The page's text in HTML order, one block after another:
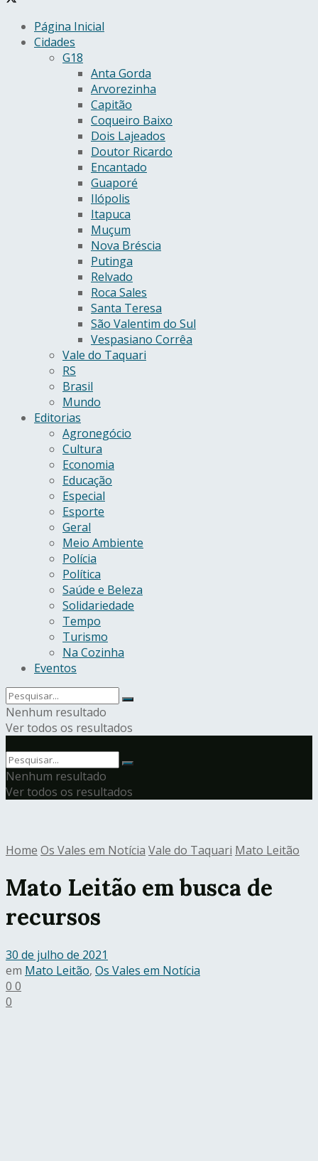
Página Inicial
Cidades
G18
Anta Gorda
Arvorezinha
Capitão
Coqueiro Baixo
Dois Lajeados
Doutor Ricardo
Encantado
Guaporé
Ilópolis
Itapuca
Muçum
Nova Bréscia
Putinga
Relvado
Roca Sales
Santa Teresa
São Valentim do Sul
Vespasiano Corrêa
Vale do Taquari
RS
Brasil
Mundo
Editorias
Agronegócio
Cultura
Economia
Educação
Especial
Esporte
Geral
Meio Ambiente
Polícia
Política
Saúde e Beleza
Solidariedade
Tempo
Turismo
Na Cozinha
Eventos
Nenhum resultado
Ver todos os resultados
Nenhum resultado
Ver todos os resultados
Home Os Vales em Notícia Vale do Taquari Mato Leitão
Mato Leitão em busca de
recursos
30 de julho de 2021
em Mato Leitão, Os Vales em Notícia
0 0
0